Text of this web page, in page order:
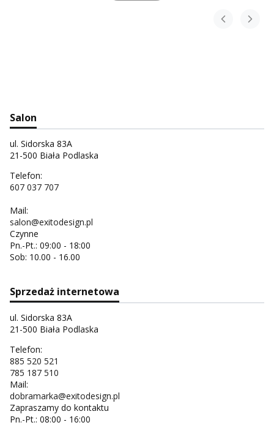
Salon
ul. Sidorska 83A
21-500 Biała Podlaska
Telefon:
607 037 707
Mail:
salon@exitodesign.pl
Czynne
Pn.-Pt.: 09:00 - 18:00
Sob: 10.00 - 16.00
Sprzedaż internetowa
ul. Sidorska 83A
21-500 Biała Podlaska
Telefon:
885 520 521
785 187 510
Mail:
dobramarka@exitodesign.pl
Zapraszamy do kontaktu
Pn.-Pt.: 08:00 - 16:00